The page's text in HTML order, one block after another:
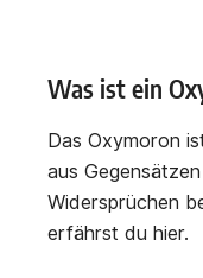
Was ist ein
Das Oxymoron
aus
Widersprüchen
erfährst du hier.